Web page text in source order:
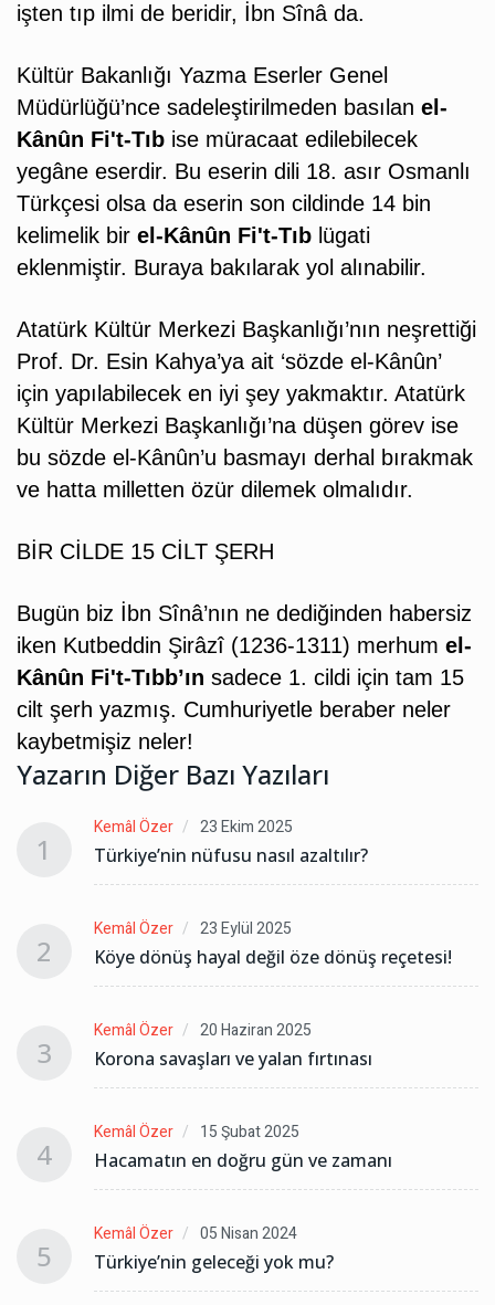
işten tıp ilmi de beridir, İbn Sînâ da.
Kültür Bakanlığı Yazma Eserler Genel
Müdürlüğü’nce sadeleştirilmeden basılan el-
Kânûn Fi't-Tıb ise müracaat edilebilecek
yegâne eserdir. Bu eserin dili 18. asır Osmanlı
Türkçesi olsa da eserin son cildinde 14 bin
kelimelik bir el-Kânûn Fi't-Tıb lügati
eklenmiştir. Buraya bakılarak yol alınabilir.
Atatürk Kültür Merkezi Başkanlığı’nın neşrettiği
Prof. Dr. Esin Kahya’ya ait ‘sözde el-Kânûn’
için yapılabilecek en iyi şey yakmaktır. Atatürk
Kültür Merkezi Başkanlığı’na düşen görev ise
bu sözde el-Kânûn’u basmayı derhal bırakmak
ve hatta milletten özür dilemek olmalıdır.
BİR CİLDE 15 CİLT ŞERH
Bugün biz İbn Sînâ’nın ne dediğinden habersiz
iken Kutbeddin Şirâzî (1236-1311) merhum el-
Kânûn Fi't-Tıbb’ın sadece 1. cildi için tam 15
cilt şerh yazmış. Cumhuriyetle beraber neler
kaybetmişiz neler!
Yazarın Diğer Bazı Yazıları
1
Kemâl Özer 23 Ekim 2025
Türkiye’nin nüfusu nasıl azaltılır?
2
Kemâl Özer 23 Eylül 2025
Köye dönüş hayal değil öze dönüş reçetesi!
3
Kemâl Özer 20 Haziran 2025
Korona savaşları ve yalan fırtınası
4
Kemâl Özer 15 Şubat 2025
Hacamatın en doğru gün ve zamanı
5
Kemâl Özer 05 Nisan 2024
Türkiye’nin geleceği yok mu?